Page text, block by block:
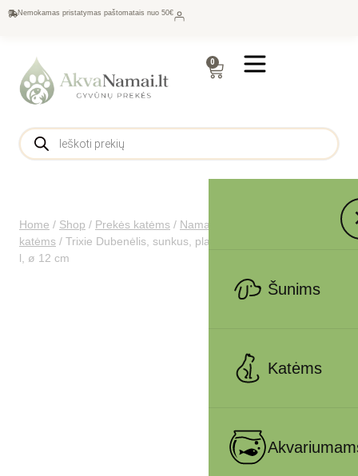
Nemokamas pristatymas paštomatais nuo 50€
0
Šunims
Katėms
Home / Shop / Prekės katėms / Namams katėms
katėms / Trixie Dubenėlis, sunkus, plast.-su guma įv. spalvų 0.3
l, ø 12 cm